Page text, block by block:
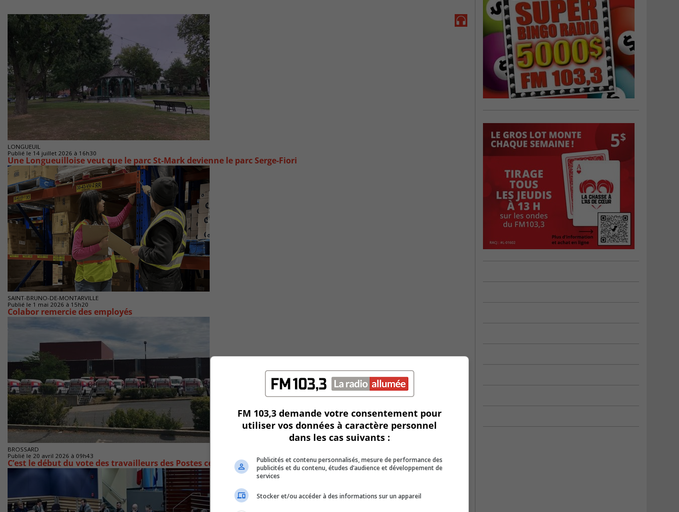
LONGUEUIL
Publié le 14 juillet 2026 à 16h30
Une Longueuilloise veut que le parc St-Mark devienne le parc Serge-Fiori
SAINT-BRUNO-DE-MONTARVILLE
Publié le 1 mai 2026 à 15h20
Colabor remercie des employés
BROSSARD
Publié le 20 avril 2026 à 09h43
C’est le début du vote des travailleurs des Postes ce lundi
FM 103,3 demande votre consentement pour
utiliser vos données à caractère personnel
dans les cas suivants :
Publicités et contenu personnalisés, mesure de performance des
publicités et du contenu, études d’audience et développement de
services
Stocker et/ou accéder à des informations sur un appareil